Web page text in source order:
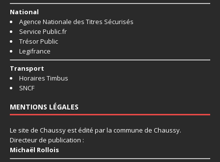
National
Agence Nationale des Titres Sécurisés
Service Public.fr
Trésor Public
Legifrance
Transport
Horaires Timbus
SNCF
MENTIONS LÉGALES
Le site de Chaussy est édité par la commune de Chaussy.
Directeur de publication :
Michaël Rollois